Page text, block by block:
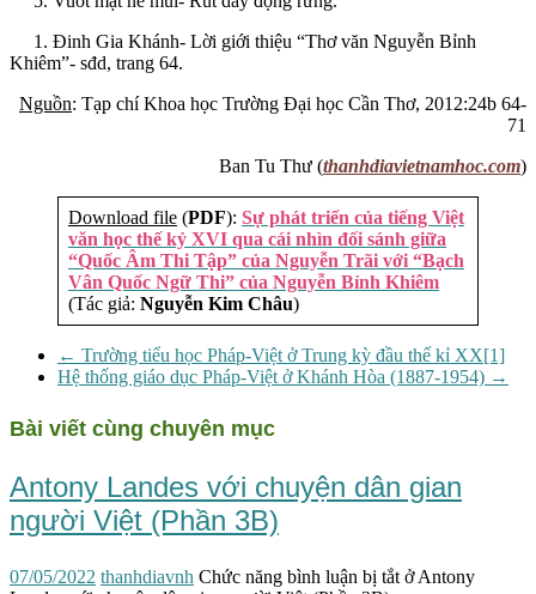
1. Đinh Gia Khánh- Lời giới thiệu “Thơ văn Nguyễn Bỉnh
Khiêm”- sđd, trang 64.
Nguồn: Tạp chí Khoa học Trường Đại học Cần Thơ, 2012:24b 64-
71
Ban Tu Thư (thanhdiavietnamhoc.com)
Download file (PDF): Sự phát triển của tiếng Việt
văn học thế kỷ XVI qua cái nhìn đối sánh giữa
“Quốc Âm Thi Tập” của Nguyễn Trãi với “Bạch
Vân Quốc Ngữ Thi” của Nguyễn Bỉnh Khiêm
(Tác giả: Nguyễn Kim Châu)
← Trường tiểu học Pháp-Việt ở Trung kỳ đầu thế kỉ XX[1]
Hệ thống giáo dục Pháp-Việt ở Khánh Hòa (1887-1954) →
Bài viết cùng chuyên mục
Antony Landes với chuyện dân gian
người Việt (Phần 3B)
07/05/2022 thanhdiavnh Chức năng bình luận bị tắt ở Antony